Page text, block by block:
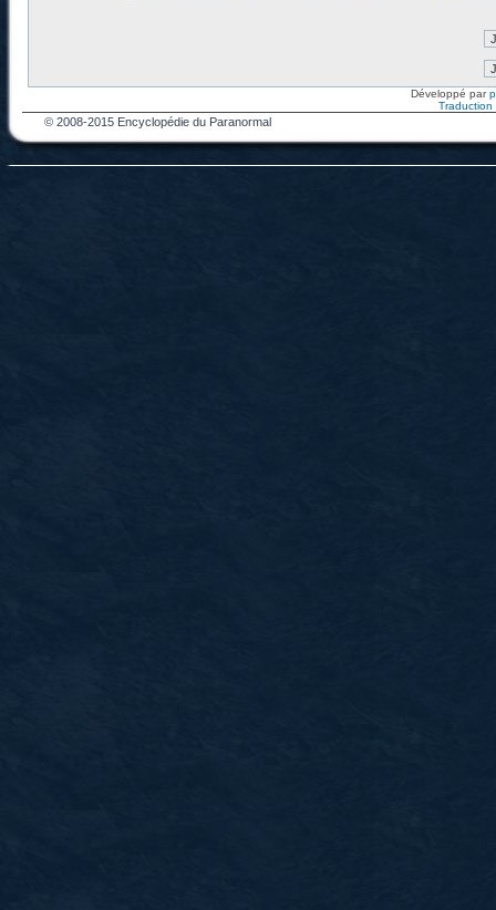
Développé par
Traduction
© 2008-2015 Encyclopédie du Paranormal